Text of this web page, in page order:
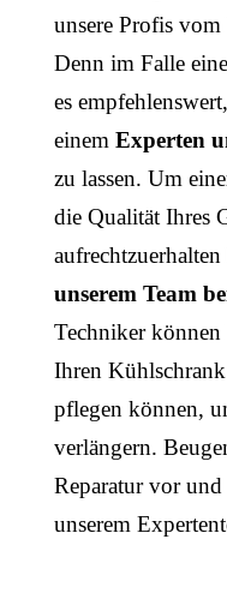
unsere Profis vom
Denn im Falle
es
einemExperten
zu lassen. Um
die Qualität Ihres
unserem Team
Techniker
Ihren
pflegen können,
verlängern.
Reparatur vor
unserem